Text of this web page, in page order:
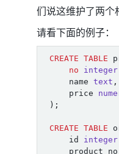
们说这维护了两个
请看下面的例子：
CREATE TABLE
no
integer
name text ,
price
);
CREATE TABLE
id
integer
product_no